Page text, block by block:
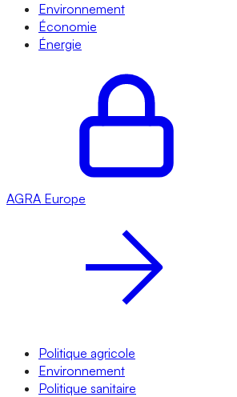
Environnement
Économie
Énergie
AGRA Europe
Politique agricole
Environnement
Politique sanitaire